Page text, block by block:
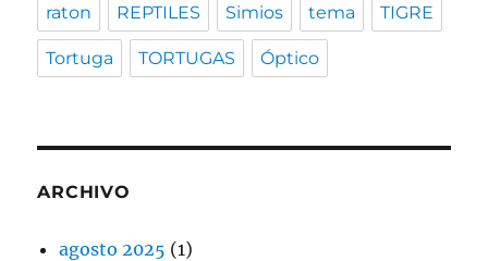
raton REPTILES Simios tema TIGRE
Tortuga TORTUGAS Óptico
ARCHIVO
agosto 2025 (1)